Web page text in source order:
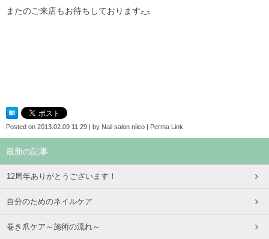
またのご来店もお待ちしております
Posted on 2013.02.09 11:29 | by Nail salon niico | Perma Link
最新の記事
12周年ありがとうございます！
自分のためのネイルケア
巻き爪ケア～施術の流れ～